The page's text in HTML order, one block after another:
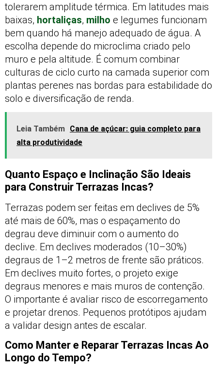
tolerarem amplitude térmica. Em latitudes mais
baixas, hortaliças, milho e legumes funcionam
bem quando há manejo adequado de água. A
escolha depende do microclima criado pelo
muro e pela altitude. É comum combinar
culturas de ciclo curto na camada superior com
plantas perenes nas bordas para estabilidade do
solo e diversificação de renda.
Leia Também Cana de açúcar: guia completo para
alta produtividade
Quanto Espaço e Inclinação São Ideais
para Construir Terrazas Incas?
Terrazas podem ser feitas em declives de 5%
até mais de 60%, mas o espaçamento do
degrau deve diminuir com o aumento do
declive. Em declives moderados (10–30%)
degraus de 1–2 metros de frente são práticos.
Em declives muito fortes, o projeto exige
degraus menores e mais muros de contenção.
O importante é avaliar risco de escorregamento
e projetar drenos. Pequenos protótipos ajudam
a validar design antes de escalar.
Como Manter e Reparar Terrazas Incas Ao
Longo do Tempo?